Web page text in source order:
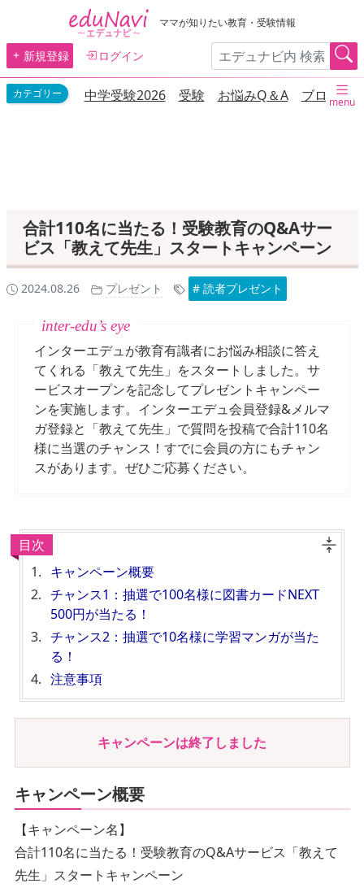
ママが知りたい教育・受験情報
新規登録 ログイン
中学受験2026 受験 お悩みQ＆A ブログmenu
合計110名に当たる！受験教育のQ&Aサー
ビス「教えて先生」スタートキャンペーン
2024.08.26 プレゼント # 読者プレゼント
インターエデュが教育有識者にお悩み相談に答え
てくれる「教えて先生」をスタートしました。サ
ービスオープンを記念してプレゼントキャンペー
ンを実施します。インターエデュ会員登録&メルマ
ガ登録と「教えて先生」で質問を投稿で合計110名
様に当選のチャンス！すでに会員の方にもチャン
スがあります。ぜひご応募ください。
目次
キャンペーン概要
チャンス1：抽選で100名様に図書カードNEXT
500円が当たる！
チャンス2：抽選で10名様に学習マンガが当た
る！
注意事項
キャンペーンは終了しました
キャンペーン概要
【キャンペーン名】
合計110名に当たる！受験教育のQ&Aサービス「教えて
先生」スタートキャンペーン